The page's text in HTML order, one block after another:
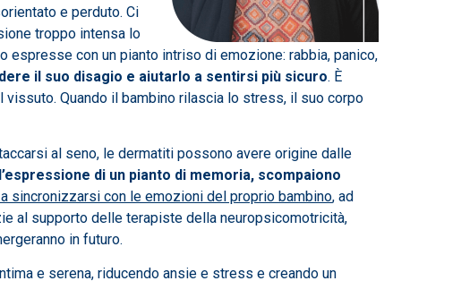
e perduto. Ci
troppo intensa lo
con un pianto intriso di emozione: rabbia, panico,
il suo disagio e aiutarlo a sentirsi più sicuro. È
Quando il bambino rilascia lo stress, il suo corpo
al seno, le dermatiti possono avere origine dalle
di un pianto di memoria, scompaiono
sincronizzarsi con le emozioni del proprio bambino, ad
al supporto delle terapiste della neuropsicomotricità,
in futuro.
e serena, riducendo ansie e stress e creando un